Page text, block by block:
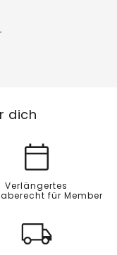
dich
Verlängertes
für Member